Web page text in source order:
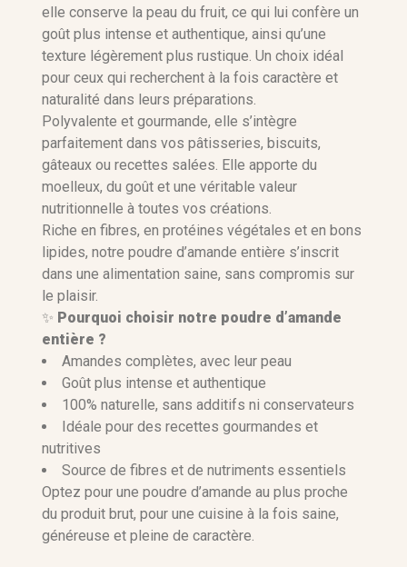
elle conserve la peau du fruit, ce qui lui confère un
goût plus intense et authentique, ainsi qu’une
texture légèrement plus rustique. Un choix idéal
pour ceux qui recherchent à la fois caractère et
naturalité dans leurs préparations.
Polyvalente et gourmande, elle s’intègre
parfaitement dans vos pâtisseries, biscuits,
gâteaux ou recettes salées. Elle apporte du
moelleux, du goût et une véritable valeur
nutritionnelle à toutes vos créations.
Riche en fibres, en protéines végétales et en bons
lipides, notre poudre d’amande entière s’inscrit
dans une alimentation saine, sans compromis sur
le plaisir.
✨ Pourquoi choisir notre poudre d’amande
entière ?
Amandes complètes, avec leur peau
Goût plus intense et authentique
100% naturelle, sans additifs ni conservateurs
Idéale pour des recettes gourmandes et
nutritives
Source de fibres et de nutriments essentiels
Optez pour une poudre d’amande au plus proche
du produit brut, pour une cuisine à la fois saine,
généreuse et pleine de caractère.